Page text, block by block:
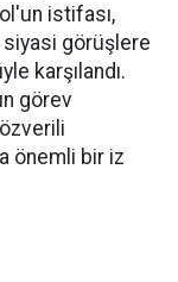
istifası,
siyasi görüşlere
karşılandı.
görev
önemli bir iz